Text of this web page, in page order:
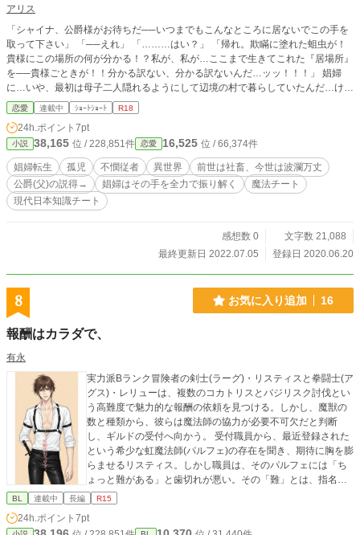
グは最高9位でした。 皆様、有り難う御座います！
アリス
「シャイナ、公爵様がお待ちだ──いつまでもこんなところに居ないでこの手を
取って下さい」 「──えれ」 「………はい？」 「帰れ。欺瞞に塗れた蛆虫が！
貴様にこの場所の何が分かる！？私が、私が…ここまで生きてこれた『居場所』
を──貴様ごときが！！分かる訳ない、分かる訳ないんだ…ッッ！！！」 娼婦
に…いや、最初は母子二人隠れるようにして辺境の村で暮らしていたんだ…け
ど。 母は流行り病で帰らぬ人となった──そこにきての数百年に一度…の頻度で
起こる日照りによる、飢饉。 少女──“シャイナ”は口減らしと幾ばくかの食料と
水と引き換えに…女衒の男に預けられた。 …この時、シャイナ6歳。 いやは
や、人生何が起きるかわからないなーと孤児となったシャイナは思ったものだ。
…これはそんな娼婦と彼女をどうにか公爵(主)の元に連れていきたい従者の攻防
の話。
恋愛 連載中 ｼｮｰﾄｼｮｰﾄ R18
24h.ポイント 7pt
小説 38,165 位 / 228,851件 恋愛 16,525 位 / 66,374件
娼婦転生 孤児 不憫従者 異世界
前世は社畜、今世は波瀾万丈
公爵(父)の説得→
娼婦はその手を全力で振り解く
魔法チート
現代日本知識チート
感想数 0
文字数 21,088
最終更新日 2022.07.05
登録日 2020.06.20
8 お気に入り追加 16
報酬はカラダで、
有永
​実力派Bランク冒険者の剣士(ラーグ)・リスティスと拳闘士(ア
グス)・レリューは、複数のコカトリスとバジリスク討伐とい
う高難度で魅力的な報酬の依頼を見つける。しかし、魔獣の
数と種類から、彼らは魔法師の協力が必要不可欠だと判断
し、ギルドの受付へ向かう。 ​受付職員から、最近登録された
という希少な虹魔法師(パルフェ)の存在を聞き、期待に胸を膨
らませるリスティス。しかし職員は、そのパルフェには「ち
ょっと難がある」と歯切れが悪い。その「難」とは、指名同
行は男性冒険者限定で、依頼完遂後にその同行者に抱いても
長の鶴の一声（Aランク適正の希少なパルフェを囲うため）に
BL 連載中 長編 R15
24h.ポイント 7pt